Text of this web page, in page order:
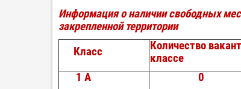
Информация о наличии свободных
закрепленной территории
Класс
Количество
классе
1 А
0